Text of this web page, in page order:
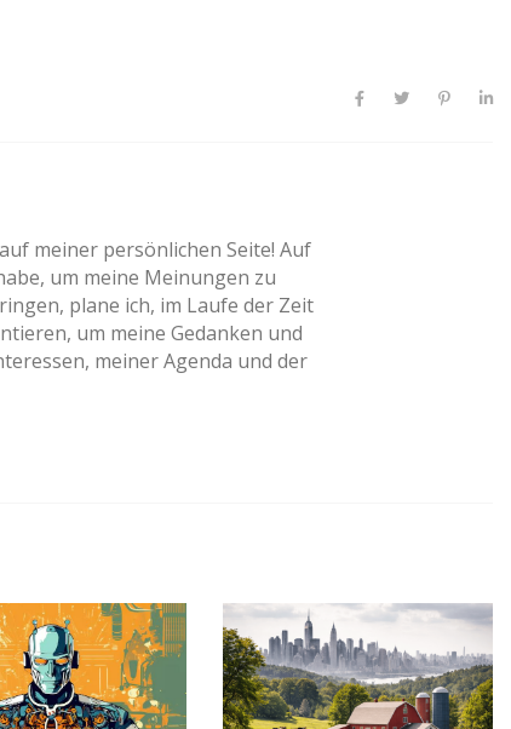
meiner persönlichen Seite! Auf
um meine Meinungen zu
plane ich, im Laufe der Zeit
um meine Gedanken und
meiner Agenda und der